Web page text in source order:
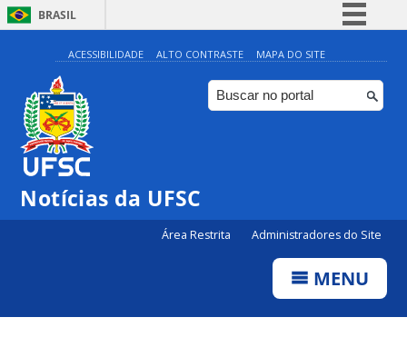
BRASIL
Simplifique!
Comunica BR
Participe
ACESSIBILIDADE ALTO CONTRASTE MAPA DO SITE
Notícias da UFSC
Área Restrita Administradores do Site
MENU